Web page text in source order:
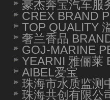
豪杰奔宝汽车服
CREX BRAND
TOP QUALITY
奢兰香品
GOJ-MARINE
YEARNI 雅俪莱
AIBEL爱宝
珠海市水质监测
珠海共创有限公